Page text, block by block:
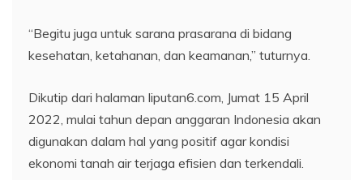
“Begitu juga untuk sarana prasarana di bidang
kesehatan, ketahanan, dan keamanan,” tuturnya.
Dikutip dari halaman liputan6.com, Jumat 15 April
2022, mulai tahun depan anggaran Indonesia akan
digunakan dalam hal yang positif agar kondisi
ekonomi tanah air terjaga efisien dan terkendali.